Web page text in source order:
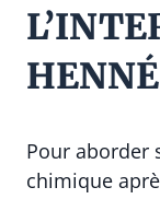
Pour aborder
chimique